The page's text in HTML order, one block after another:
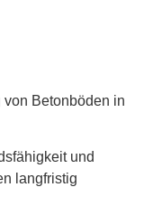
Betonböden in
und
langfristig